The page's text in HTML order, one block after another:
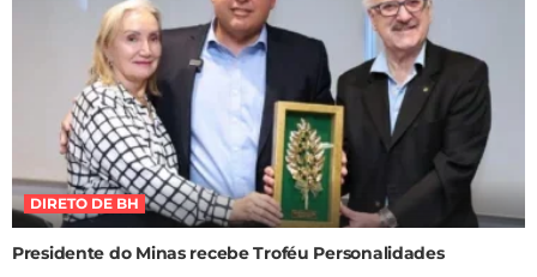
DIRETO DE BH
Presidente do Minas recebe Troféu Personalidades